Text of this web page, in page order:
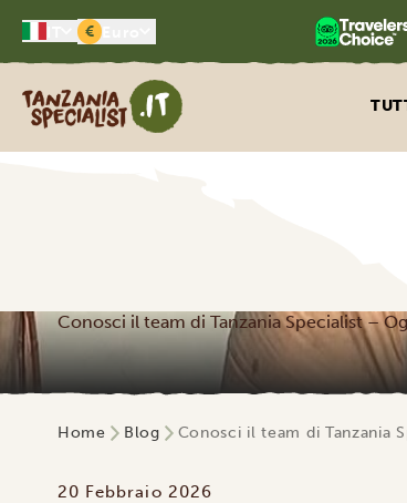
€
Tanzania Specialist
Conosci il team di Tanzania Specialist –
Home Blog Conosci il team di Tanzania
20 Febbraio 2026